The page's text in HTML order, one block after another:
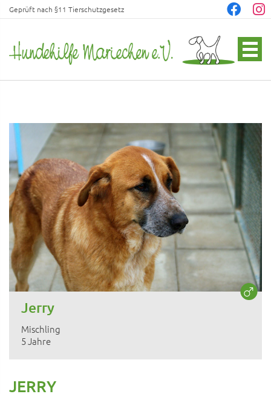
Geprüft nach §11 Tierschutzgesetz
Jerry
Mischling
5 Jahre
JERRY